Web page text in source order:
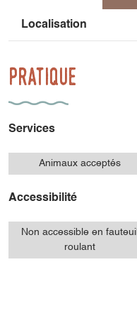
Localisation
Pratique
Services
Animaux acceptés
Accessibilité
Non accessible en fauteuil
roulant